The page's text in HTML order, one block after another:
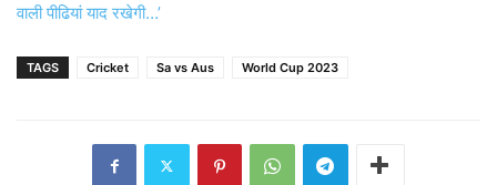
वाली पीढियां याद रखेगी…’
TAGS Cricket Sa vs Aus World Cup 2023